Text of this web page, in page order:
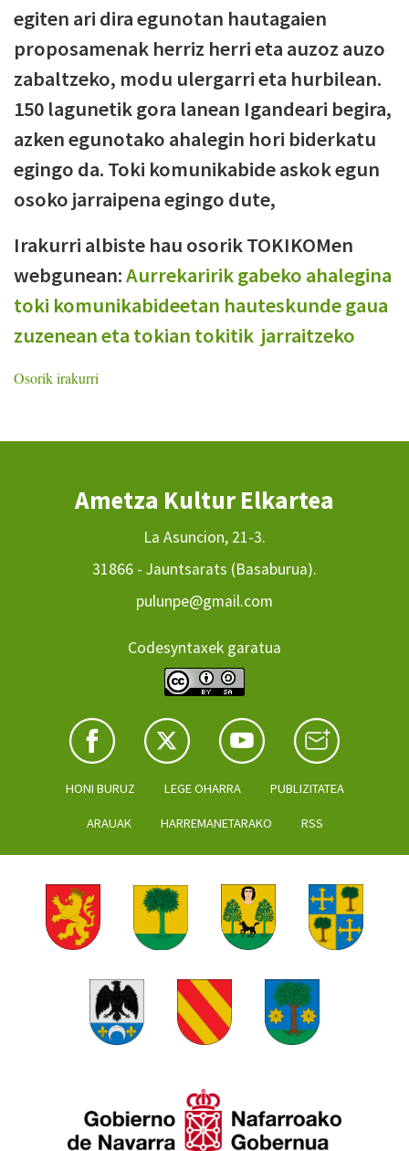
egiten ari dira egunotan hautagaien
proposamenak herriz herri eta auzoz auzo
zabaltzeko, modu ulergarri eta hurbilean.
150 lagunetik gora lanean Igandeari begira,
azken egunotako ahalegin hori biderkatu
egingo da. Toki komunikabide askok egun
osoko jarraipena egingo dute,
Irakurri albiste hau osorik TOKIKOMen
webgunean:Aurrekaririk gabeko ahalegina
toki komunikabideetan hauteskunde gaua
zuzenean eta tokian tokitik jarraitzeko
Osorik irakurri
Ametza Kultur Elkartea
La Asuncion, 21-3.
31866 - Jauntsarats (Basaburua).
pulunpe@gmail.com
Codesyntaxek garatua
HONI BURUZ LEGE OHARRA PUBLIZITATEA
ARAUAK HARREMANETARAKO RSS